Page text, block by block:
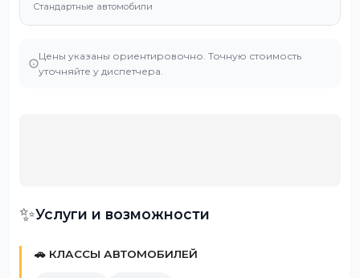
Стандартные автомобили
Цены указаны ориентировочно. Точную стоимость
уточняйте у диспетчера.
✨Услуги и возможности
🚗 КЛАССЫ АВТОМОБИЛЕЙ